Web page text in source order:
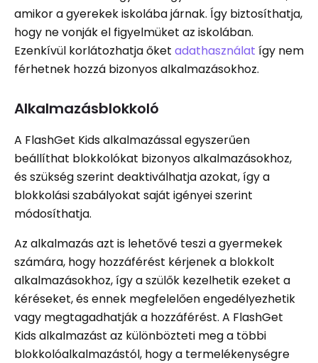
amikor a gyerekek iskolába járnak. Így biztosíthatja,
hogy ne vonják el figyelmüket az iskolában.
Ezenkívül korlátozhatja őket adathasználat így nem
férhetnek hozzá bizonyos alkalmazásokhoz.
Alkalmazásblokkoló
A FlashGet Kids alkalmazással egyszerűen
beállíthat blokkolókat bizonyos alkalmazásokhoz,
és szükség szerint deaktiválhatja azokat, így a
blokkolási szabályokat saját igényei szerint
módosíthatja.
Az alkalmazás azt is lehetővé teszi a gyermekek
számára, hogy hozzáférést kérjenek a blokkolt
alkalmazásokhoz, így a szülők kezelhetik ezeket a
kéréseket, és ennek megfelelően engedélyezhetik
vagy megtagadhatják a hozzáférést. A FlashGet
Kids alkalmazást az különbözteti meg a többi
blokkolóalkalmazástól, hogy a termelékenységre